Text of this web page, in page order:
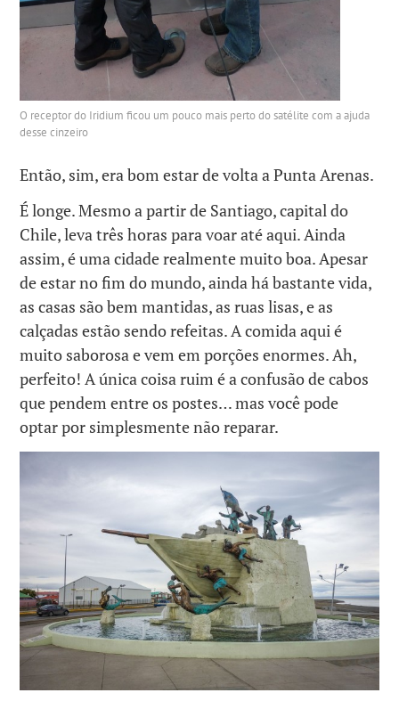
O receptor do Iridium ficou um pouco mais perto do satélite com a ajuda
desse cinzeiro
Então, sim, era bom estar de volta a Punta Arenas.
É longe. Mesmo a partir de Santiago, capital do
Chile, leva três horas para voar até aqui. Ainda
assim, é uma cidade realmente muito boa. Apesar
de estar no fim do mundo, ainda há bastante vida,
as casas são bem mantidas, as ruas lisas, e as
calçadas estão sendo refeitas. A comida aqui é
muito saborosa e vem em porções enormes. Ah,
perfeito! A única coisa ruim é a confusão de cabos
que pendem entre os postes… mas você pode
optar por simplesmente não reparar.